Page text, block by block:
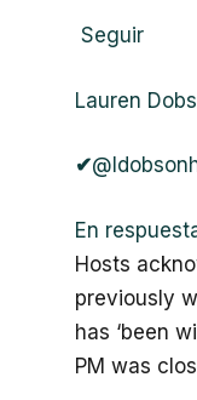
Seguir
Lauren
✔
En
Hosts
previously
has ‘been
PM was